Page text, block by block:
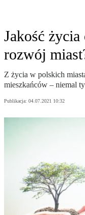
Jakość
rozwój
Z życia w polskich
mieszkańców – niemal
Publikacja: 04.07.2021 10:32